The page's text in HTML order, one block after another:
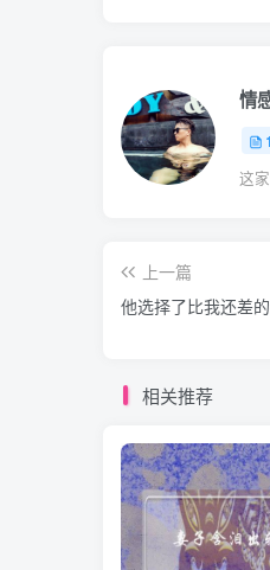
情
这
上一篇
他选择了比我还差
相关推荐